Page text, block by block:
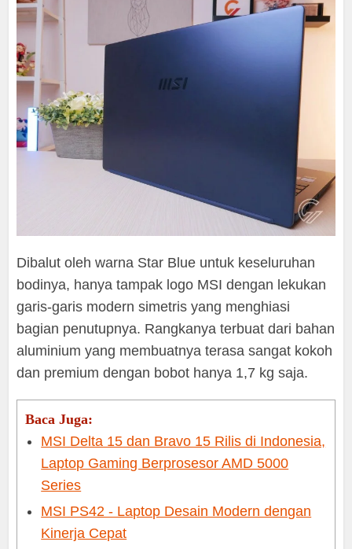
Dibalut oleh warna Star Blue untuk keseluruhan
bodinya, hanya tampak logo MSI dengan lekukan
garis-garis modern simetris yang menghiasi
bagian penutupnya. Rangkanya terbuat dari bahan
aluminium yang membuatnya terasa sangat kokoh
dan premium dengan bobot hanya 1,7 kg saja.
Baca Juga:
MSI Delta 15 dan Bravo 15 Rilis di Indonesia,
Laptop Gaming Berprosesor AMD 5000
Series
MSI PS42 - Laptop Desain Modern dengan
Kinerja Cepat